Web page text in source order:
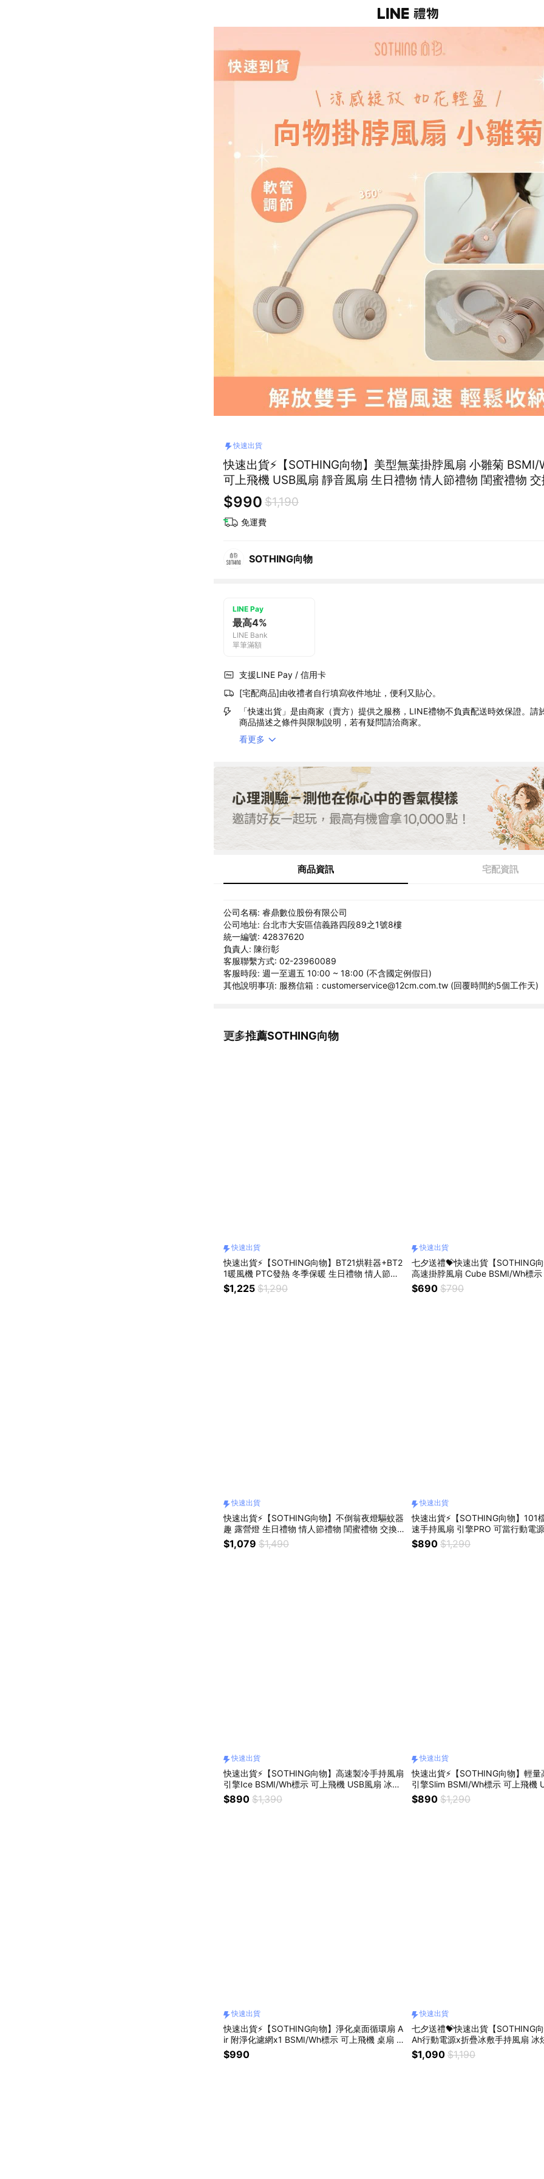
快速出貨
快速出貨⚡【SOTHING向物】美型無葉掛脖風扇 小雛菊 BSMI/
可上飛機 USB風扇 靜音風扇 生日禮物 情人節禮物 閨蜜禮物 交
蟹座 獅子座 處女座
$990 $1,190
免運費
SOTHING向物
LINE Pay
最高4%
LINE Bank
單筆滿額
支援LINE Pay / 信用卡
[宅配商品]由收禮者自行填寫收件地址，便利又貼心。
「快速出貨」是由商家（賣方）提供之服務，LINE禮物不負責配送時效保證。請
商品描述之條件與限制說明，若有疑問請洽商家。
看更多
商品資訊 宅配資訊
公司名稱: 睿鼎數位股份有限公司
公司地址: 台北市大安區信義路四段89之1號8樓
統一編號: 42837620
負責人: 陳衍彰
客服聯繫方式: 02-23960089
客服時段: 週一至週五 10:00 ~ 18:00 (不含國定例假日)
其他說明事項: 服務信箱：customerservice@12cm.com.tw (回覆時間約5個工作天)
更多推薦SOTHING向物
看更多
快速出貨
快速出貨⚡【SOTHING向物】BT21烘鞋器+BT2
1暖風機 PTC發熱 冬季保暖 生日禮物 情人節禮
物 閨蜜禮物 交換禮物 禮盒 巨蟹座 獅子座 處女
座
$1,225 $1,290
快速出貨
七夕送禮💝快速出貨【SOTHING
高速掛脖風扇 Cube BSMI/Wh標示
B風扇 夾扇 生日禮物 情人節禮物
禮物 巨蟹座 獅子座 處女座
$690 $790
快速出貨
快速出貨⚡【SOTHING向物】不倒翁夜燈驅蚊器
趣 露營燈 生日禮物 情人節禮物 閨蜜禮物 交換
禮物 禮盒 巨蟹座 獅子座 處女座
$1,079 $1,490
快速出貨
快速出貨⚡【SOTHING向物】101
速手持風扇 引擎PRO 可當行動電
示 可上飛機 USB風扇 生日禮物 情
蜜禮物 交換禮物 巨蟹座 獅子座 處
$890 $1,290
快速出貨
快速出貨⚡【SOTHING向物】高速製冷手持風扇
引擎Ice BSMI/Wh標示 可上飛機 USB風扇 冰敷
風扇 生日禮物 情人節禮物 閨蜜禮物 交換禮物
巨蟹座 獅子座 處女座
$890 $1,390
快速出貨
快速出貨⚡【SOTHING向物】輕
引擎Slim BSMI/Wh標示 可上飛機
日禮物 情人節禮物 閨蜜禮物 交換
獅子座 處女座
$890 $1,290
快速出貨
快速出貨⚡【SOTHING向物】淨化桌面循環扇 A
ir 附淨化濾網x1 BSMI/Wh標示 可上飛機 桌扇 U
SB風扇 靜音風扇 生日禮物 情人節禮物 閨蜜禮
物 交換禮物 巨蟹座 獅子座 處女座
$990
快速出貨
七夕送禮💝快速出貨【SOTHING
Ah行動電源x折疊冰敷手持風扇 冰
標示 可上飛機 USB風扇 靜音風扇
人節禮物 閨蜜禮物 交換禮物 巨蟹
$1,090 $1,190